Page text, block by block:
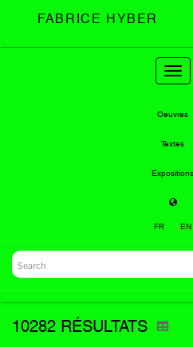
FABRICE HYBER
Toggle
Oeuvres
Textes
Expositions
FR EN
10282 RÉSULTATS